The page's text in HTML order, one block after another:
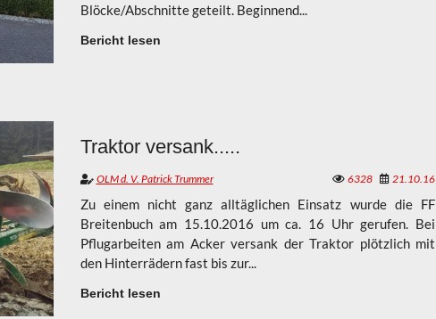
Blöcke/Abschnitte geteilt. Beginnend...
Bericht lesen
Traktor versank.....
OLM d. V. Patrick Trummer 6328 21.10.16
Zu einem nicht ganz alltäglichen Einsatz wurde die FF
Breitenbuch am 15.10.2016 um ca. 16 Uhr gerufen. Bei
Pflugarbeiten am Acker versank der Traktor plötzlich mit
den Hinterrädern fast bis zur...
Bericht lesen